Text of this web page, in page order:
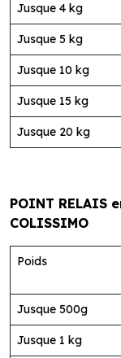
Jusque 4 kg
Jusque 5 kg
Jusque 10 kg
Jusque 15 kg
Jusque 20 kg
POINT RELAIS
COLISSIMO
Poids
Jusque 500g
Jusque 1 kg